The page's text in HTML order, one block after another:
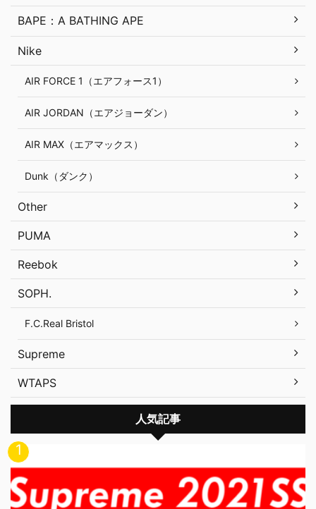
BAPE：A BATHING APE
Nike
AIR FORCE 1（エアフォース1）
AIR JORDAN（エアジョーダン）
AIR MAX（エアマックス）
Dunk（ダンク）
Other
PUMA
Reebok
SOPH.
F.C.Real Bristol
Supreme
WTAPS
人気記事